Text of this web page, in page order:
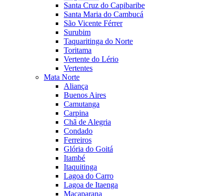
Santa Cruz do Capibaribe
Santa Maria do Cambucá
São Vicente Férrer
Surubim
Taquaritinga do Norte
Toritama
Vertente do Lério
Vertentes
Mata Norte
Aliança
Buenos Aires
Camutanga
Carpina
Chã de Alegria
Condado
Ferreiros
Glória do Goitá
Itambé
Itaquitinga
Lagoa do Carro
Lagoa de Itaenga
Macaparana